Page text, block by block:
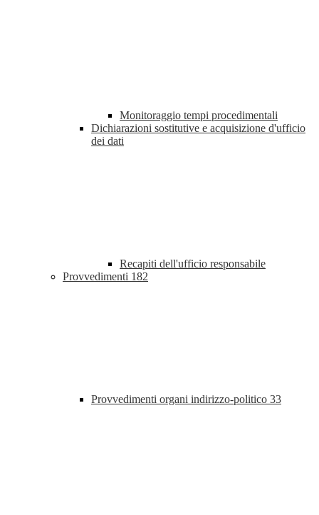
Monitoraggio tempi procedimentali
Dichiarazioni sostitutive e acquisizione d'ufficio
dei dati
Recapiti dell'ufficio responsabile
Provvedimenti 182
Provvedimenti organi indirizzo-politico 33